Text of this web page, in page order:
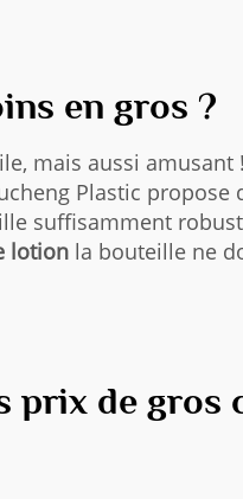
en gros ?
mais aussi amusant
Plastic propose
suffisamment
lotion la bouteille ne
prix de gros